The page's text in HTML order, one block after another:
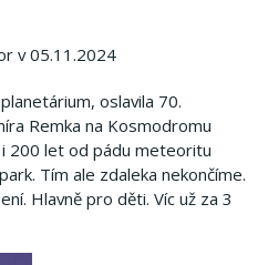
v 05.11.2024
oslavila 70.
Remka na Kosmodromu
200 let od pádu meteoritu
Tím ale zdaleka nekončíme.
Hlavně pro děti. Víc už za 3